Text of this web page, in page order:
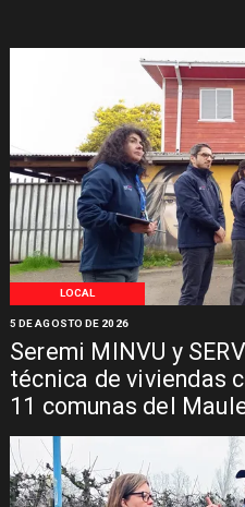
LOCAL
Seremi MINVU y
técnica de viviendas
11 comunas del
5 DE AGOSTO DE 2026